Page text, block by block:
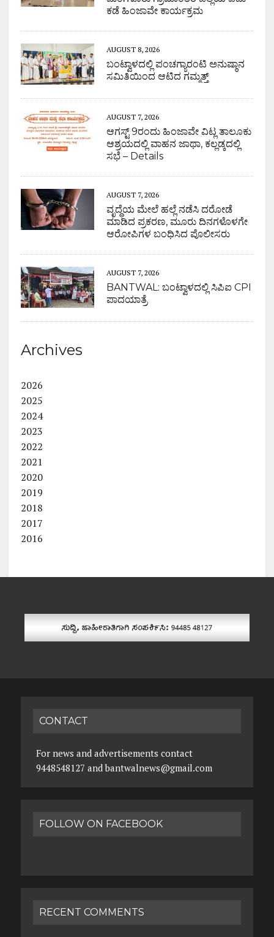
ಕಡೆ ಹಿಂಜಾವೇ ಕಾರ್ಯಕ್ರಮ
AUGUST 8, 2026
ಬಂಟ್ವಾಳದಲ್ಲಿ ಪಂಚಗ್ಯಾರಂಟಿ ಅನುಷ್ಠಾನ
ಸಮಿತಿಯಿಂದ ಆಟಿದ ಗಮ್ಮತ್ತ್
AUGUST 7, 2026
ಆಗಸ್ಟ್ 9ರಂದು ಹಿಂಜಾವೇ ವಿಟ್ಲ ತಾಲೂಕು
ಆಶ್ರಯದಲ್ಲಿ ವಾಹನ ಜಾಥಾ, ಕಲ್ಲಡ್ಕದಲ್ಲಿ
ಸಭೆ – Details
AUGUST 7, 2026
ವೃದ್ಧೆಯ ಮೇಲೆ ಹಲ್ಲೆ ನಡೆಸಿ ದರೋಡೆ
ಮಾಡಿದ ಪ್ರಕರಣ, ಮೂರು ದಿನಗಳೊಳಗೇ
ಆರೋಪಿಗಳ ಬಂಧಿಸಿದ ಪೊಲೀಸರು
AUGUST 7, 2026
BANTWAL: ಬಂಟ್ವಾಳದಲ್ಲಿ ಸಿಪಿಐ CPI
ಪಾದಯಾತ್ರೆ
Archives
2026
2025
2024
2023
2022
2021
2020
2019
2018
2017
2016
CONTACT
For news and advertisements contact
9448548127 and bantwalnews@gmail.com
FOLLOW ON FACEBOOK
RECENT COMMENTS